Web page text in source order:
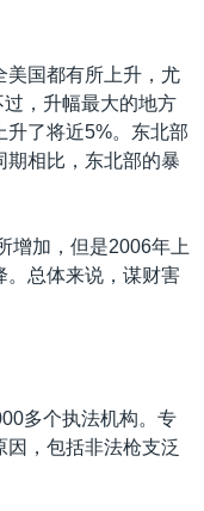
美国都有所上升，尤
，升幅最大的地方
升了将近5%。东北部
期相比，东北部的暴
增加，但是2006年上
。总体来说，谋财害
多个执法机构。专
，包括非法枪支泛